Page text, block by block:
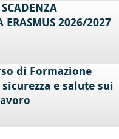
ERASMUS 2026/2027
di Formazione
e salute sui